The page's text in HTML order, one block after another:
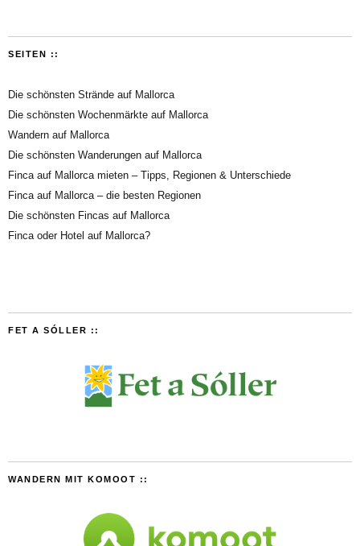
SEITEN ::
Die schönsten Strände auf Mallorca
Die schönsten Wochenmärkte auf Mallorca
Wandern auf Mallorca
Die schönsten Wanderungen auf Mallorca
Finca auf Mallorca mieten – Tipps, Regionen & Unterschiede
Finca auf Mallorca – die besten Regionen
Die schönsten Fincas auf Mallorca
Finca oder Hotel auf Mallorca?
FET A SÓLLER ::
WANDERN MIT KOMOOT ::